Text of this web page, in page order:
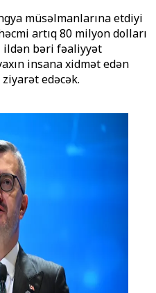
müsəlmanlarına etdiyi
artıq 80 milyon dolları
ildən bəri fəaliyyət
insana xidmət edən
ziyarət edəcək.